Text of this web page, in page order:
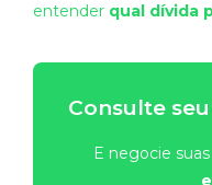
entender qual dívida
Consulte
E negocie